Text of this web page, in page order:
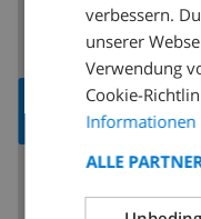
KARTE
ANZEIGEN
verbessern.
unserer
Verwendung
Cookie-
Informationen
ALLE